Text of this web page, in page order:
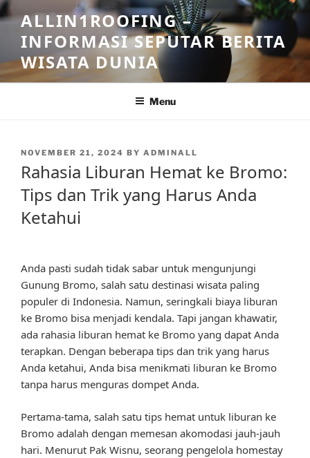
Skip
to
content
ALLIN1ROOFING –
INFORMASI SEPUTAR BERITA
WISATA DUNIA
Menu
POSTED
NOVEMBER 21, 2024 BY ADMINALL
Rahasia Liburan Hemat ke Bromo:
Tips dan Trik yang Harus Anda
Ketahui
Anda pasti sudah tidak sabar untuk mengunjungi
Gunung Bromo, salah satu destinasi wisata paling
populer di Indonesia. Namun, seringkali biaya liburan
ke Bromo bisa menjadi kendala. Tapi jangan khawatir,
ada rahasia liburan hemat ke Bromo yang dapat Anda
terapkan. Dengan beberapa tips dan trik yang harus
Anda ketahui, Anda bisa menikmati liburan ke Bromo
tanpa harus menguras dompet Anda.
Pertama-tama, salah satu tips hemat untuk liburan ke
Bromo adalah dengan memesan akomodasi jauh-jauh
hari. Menurut Pak Wisnu, seorang pengelola homestay